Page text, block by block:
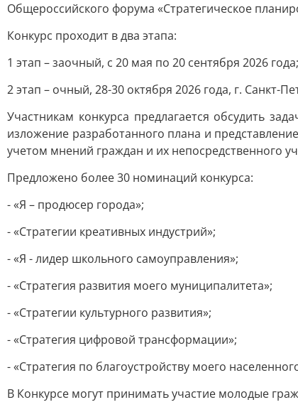
Общероссийского форума «Стратегическое
Конкурс проходит в два этапа:
1 этап – заочный, с 20 мая по 20 сентября 2026 года;
2 этап – очный, 28-30 октября 2026 года, г. Санкт-
Участникам конкурса предлагается обсудить
изложение разработанного плана и
учетом мнений граждан и их непосредственного
Предложено более 30 номинаций конкурса:
- «Я – продюсер города»;
- «Стратегии креативных индустрий»;
- «Я - лидер школьного самоуправления»;
- «Стратегия развития моего муниципалитета»;
- «Стратегии культурного развития»;
- «Стратегия цифровой трансформации»;
- «Стратегия по благоустройству моего
В Конкурсе могут принимать участие молодые